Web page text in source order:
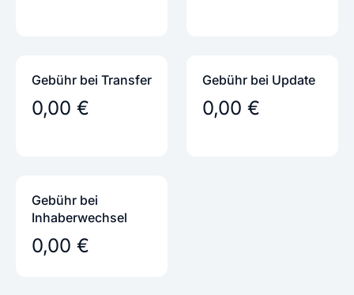
Gebühr bei Transfer
0,00 €
Gebühr bei Update
0,00 €
Gebühr bei
Inhaber­wechsel
0,00 €